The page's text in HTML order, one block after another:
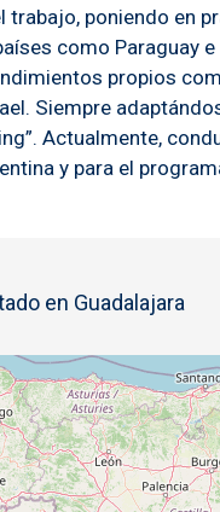
trabajo, poniendo
como
propios
Siempre
Actualmente,
y para el
en Guadalajara